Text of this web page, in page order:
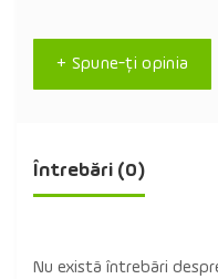
+ Spune-ţi opinia
Întrebări (0)
Nu există întrebări